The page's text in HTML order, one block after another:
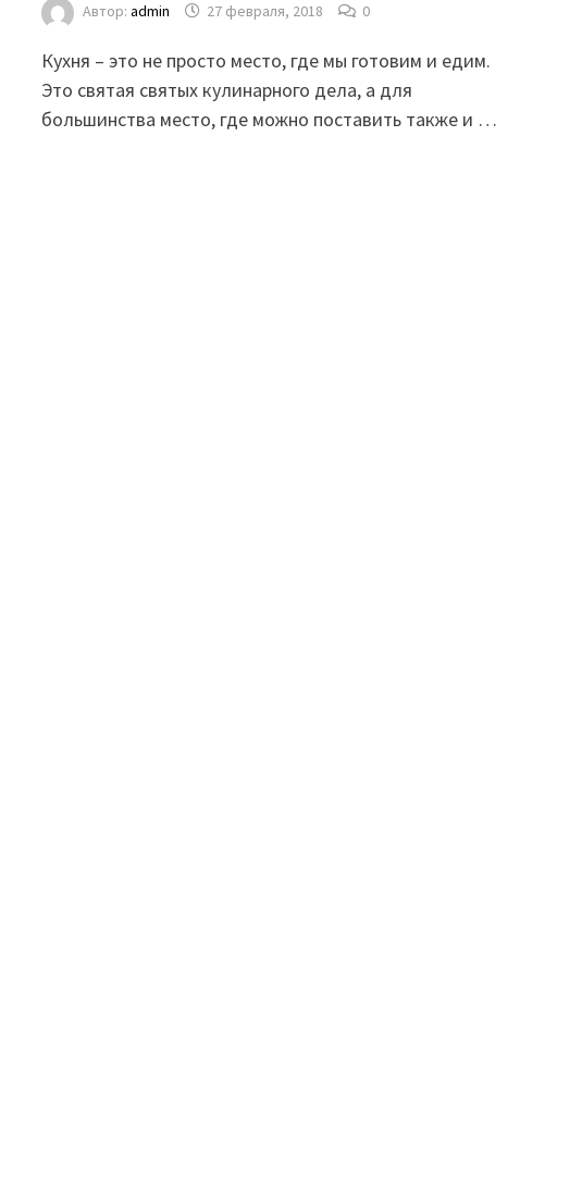
Автор:admin 27 февраля, 2018 0
Кухня – это не просто место, где мы готовим и едим.
Это святая святых кулинарного дела, а для
большинства место, где можно поставить также и …